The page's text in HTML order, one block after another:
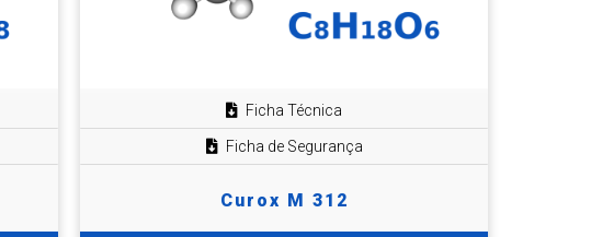
Ficha Técnica
Ficha de Segurança
Curox M 312